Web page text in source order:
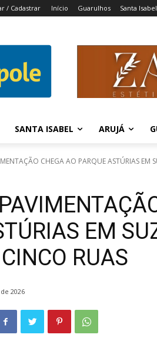
/ Cadastrar Início Guarulhos Santa Isabel
SANTA ISABEL ARUJÁ
CHEGA AO PARQUE ASTÚRIAS EM
EM
RUAS
2026